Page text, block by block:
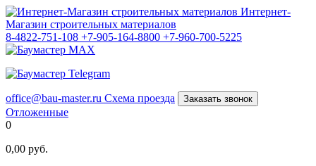
Интернет-
Магазин строительных материалов
8-4822-751-108 +7-905-164-8800 +7-960-700-5225
office@bau-master.ru Схема проезда Заказать звонок
Отложенные
0
0,00 руб.